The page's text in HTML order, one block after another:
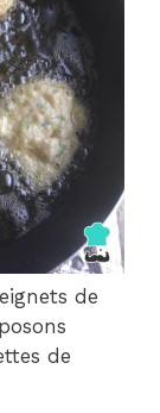
de
de